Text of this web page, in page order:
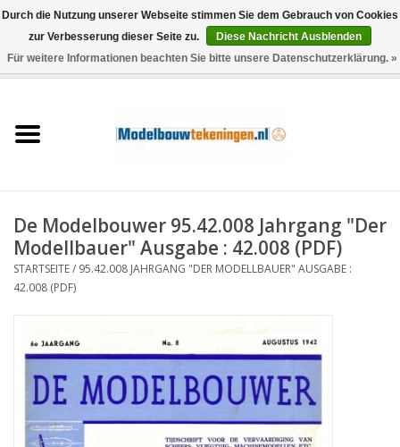
0 Artikel - €0,00
Schiffe
Holzbau
Landschaft
Maschinen
Dokumentation
Zeitschriften
De Modelbouwer 95.42.008 Jahrgang "Der
Modellbauer" Ausgabe : 42.008 (PDF)
STARTSEITE/ 95.42.008 JAHRGANG "DER MODELLBAUER" AUSGABE :
42.008 (PDF)
Durch die Nutzung unserer Webseite stimmen Sie dem Gebrauch von Cookies
zur Verbesserung dieser Seite zu.
Diese Nachricht Ausblenden
Für weitere Informationen beachten Sie bitte unsere Datenschutzerklärung. »